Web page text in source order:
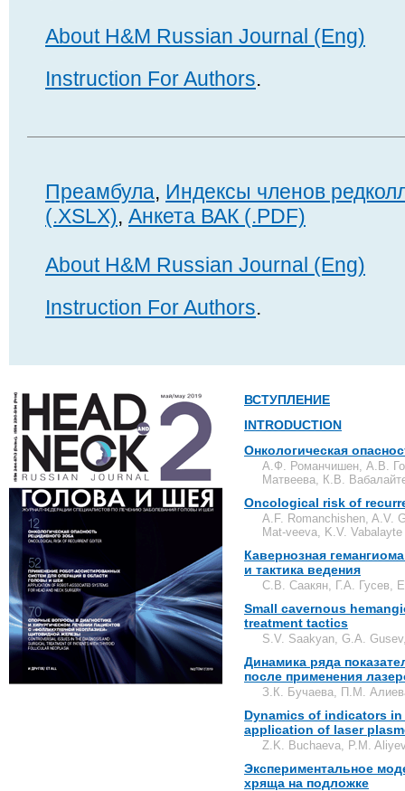
About H&M Russian Journal (Eng)
Instruction For Authors.
Преамбула, Индексы членов
(.XSLX), Анкета ВАК (.PDF)
About H&M Russian Journal (Eng)
Instruction For Authors.
ВСТУПЛЕНИЕ
INTRODUCTION
Онкологическая
А.Ф. Романчишен, А.В.
Матвеева, К.В.
Oncological risk of
A.F. Romanchishen, A.V.
Mat-veeva, K.V. Vabalayte
Кавернозная
и тактика ведения
С.В. Саакян, Г.А. Гусев,
Small cavernous
treatment tactics
S.V. Saakyan, G.A.
Динамика ряда
после применения
З.К. Бучаева, П.М.
Dynamics of indicators
application of laser
Z.K. Buchaeva, P.M.
Экспериментальное
хряща на подложке